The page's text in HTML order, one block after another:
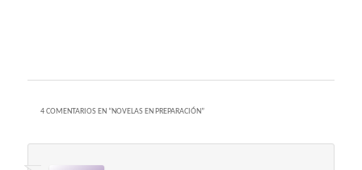
4 COMENTARIOS EN “NOVELAS EN PREPARACIÓN”